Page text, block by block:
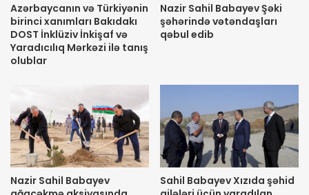
Azərbaycanın və Türkiyənin
birinci xanımları Bakıdakı
DOST İnklüziv İnkişaf və
Yaradıcılıq Mərkəzi ilə tanış
olublar
Nazir Sahil Babayev Şəki
şəhərində vətəndaşları
qəbul edib
Nazir Sahil Babayev
Sahil Babayev Xızıda şəhid